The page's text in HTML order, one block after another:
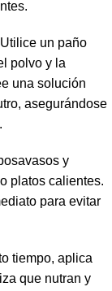
Utilice un paño
polvo y la
una solución
asegurándose
y
platos calientes.
para evitar
tiempo, aplica
que nutran y